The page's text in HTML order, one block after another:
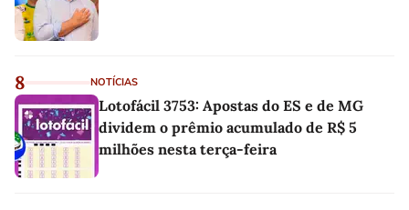
8 NOTÍCIAS
Lotofácil 3753: Apostas do ES e de MG
dividem o prêmio acumulado de R$ 5
milhões nesta terça-feira